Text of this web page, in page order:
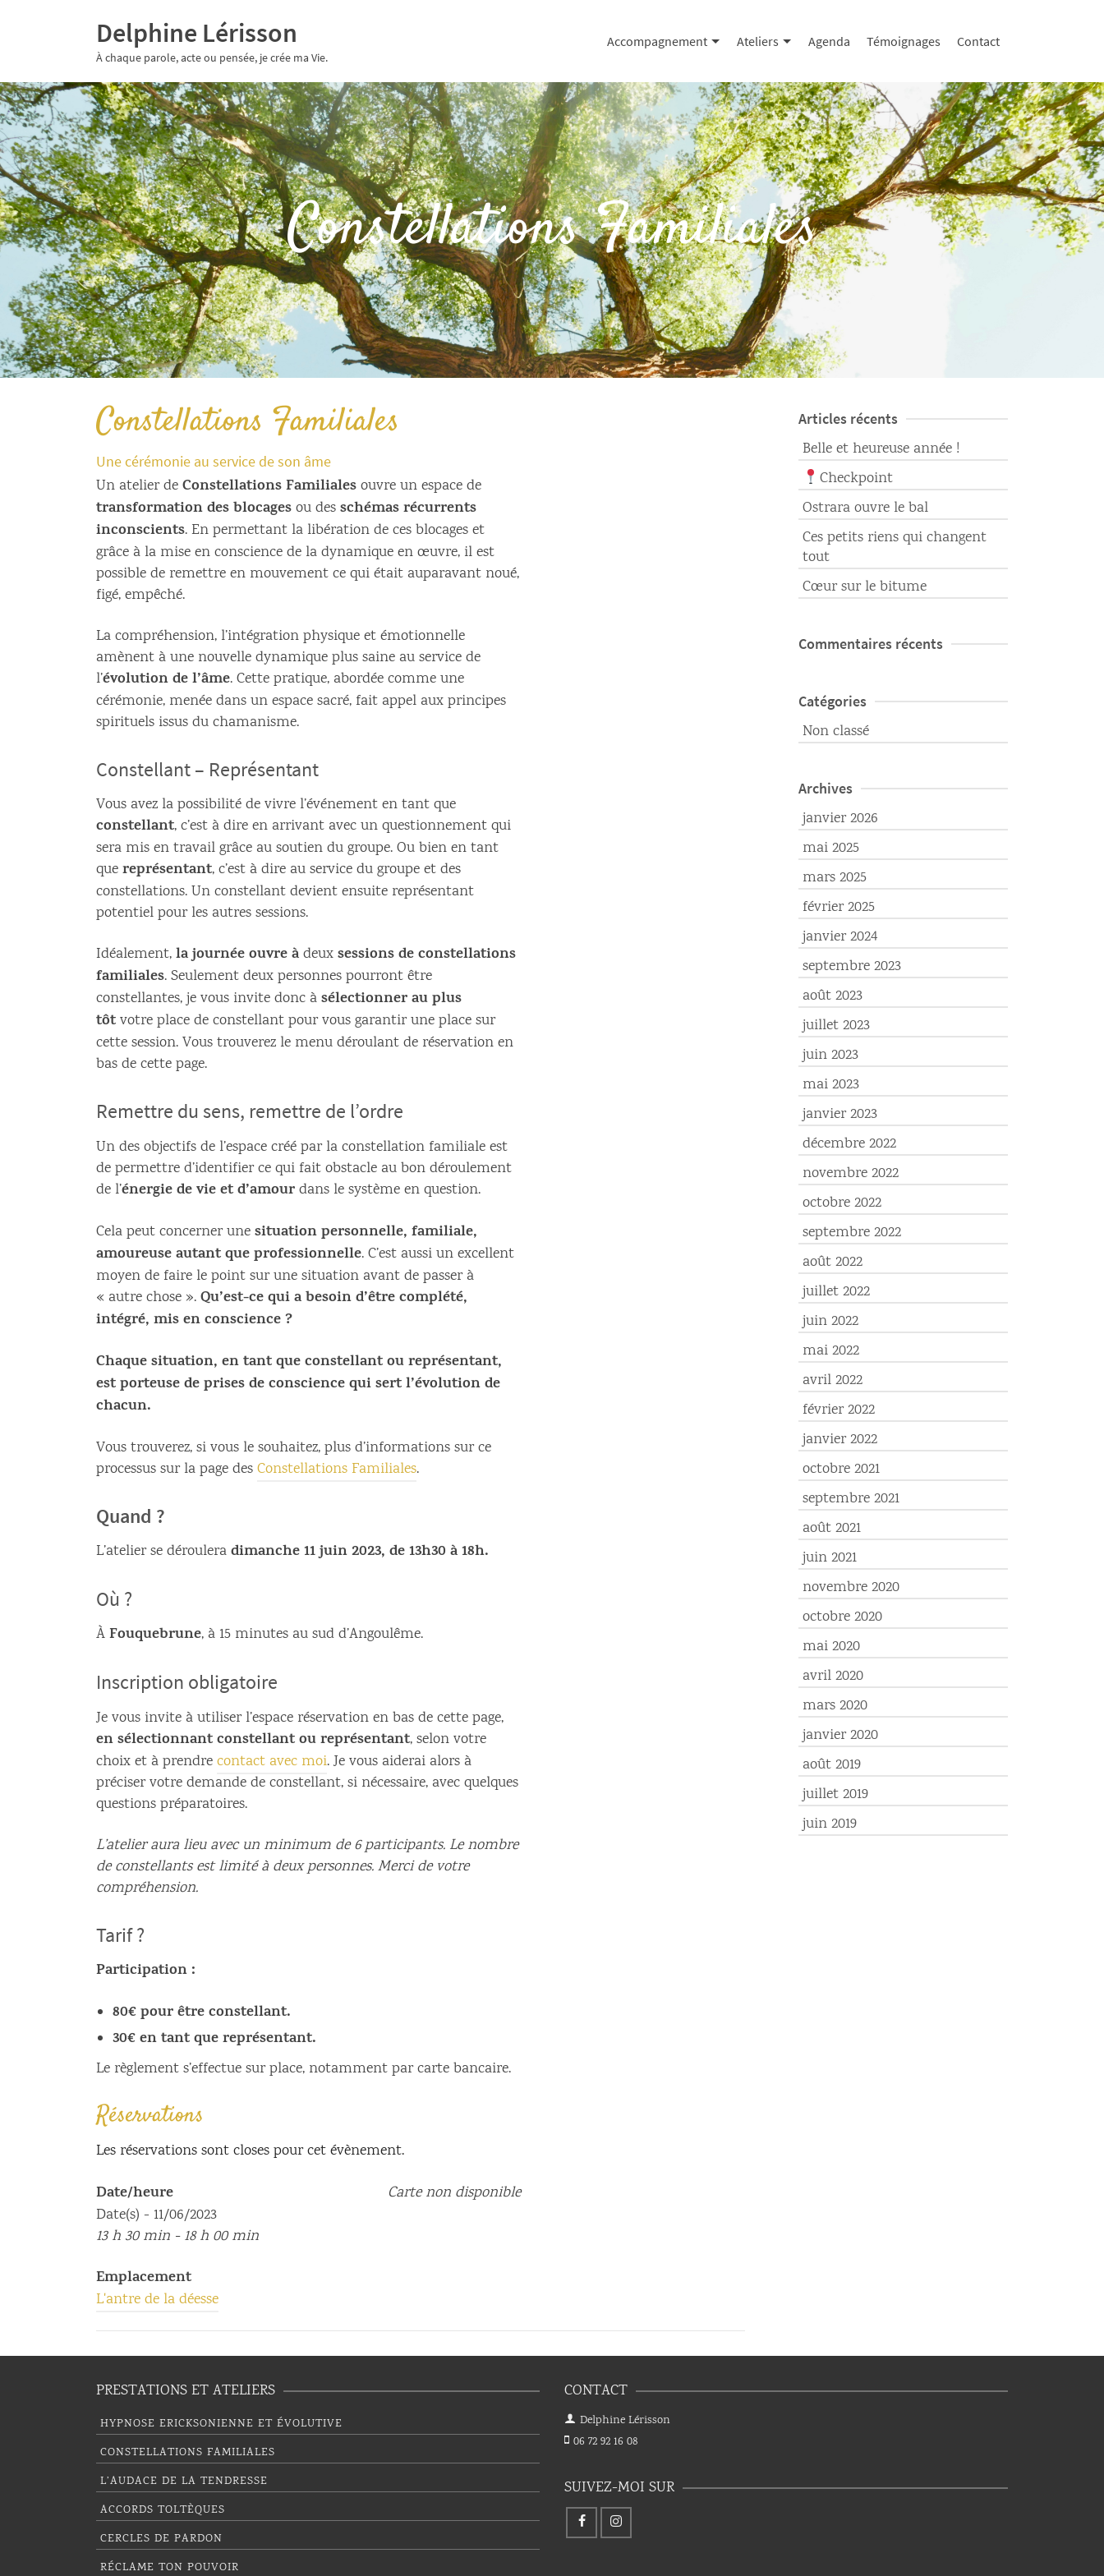
Delphine Lérisson
À chaque parole, acte ou pensée, je crée ma Vie.
Accompagnement Ateliers Agenda Témoignages Contact
Constellations Familiales
Constellations Familiales
Une cérémonie au service de son âme
Un atelier deConstellations Familialesouvre un espace de
transformation des blocagesou desschémas récurrents
inconscients. En permettant la libération de ces blocages et
grâce à la mise en conscience de la dynamique en œuvre, il est
possible de remettre en mouvement ce qui était auparavant noué,
figé, empêché.
La compréhension, l’intégration physique et émotionnelle
amènent à une nouvelle dynamique plus saine au service de
l’évolution de l’âme. Cette pratique, abordée comme une
cérémonie, menée dans un espace sacré, fait appel aux principes
spirituels issus du chamanisme.
Constellant – Représentant
Vous avez la possibilité de vivre l’événement en tant que
constellant, c’est à dire en arrivant avec un questionnement qui
sera mis en travail grâce au soutien du groupe. Ou bien en tant
quereprésentant, c’est à dire au service du groupe et des
constellations. Un constellant devient ensuite représentant
potentiel pour les autres sessions.
Idéalement,la journée ouvre àdeuxsessions de constellations
familiales. Seulement deux personnes pourront être
constellantes, je vous invite donc àsélectionner au plus
tôtvotre place de constellant pour vous garantir une place sur
cette session. Vous trouverez le menu déroulant de réservation en
bas de cette page.
Remettre du sens, remettre de l’ordre
Un des objectifs de l’espace créé par la constellation familiale est
de permettre d’identifier ce qui fait obstacle au bon déroulement
de l’énergie de vie et d’amourdans le système en question.
Cela peut concerner unesituation personnelle, familiale,
amoureuse autant que professionnelle. C’est aussi un excellent
moyen de faire le point sur une situation avant de passer à
« autre chose ».Qu’est-ce qui a besoin d’être complété,
intégré, mis en conscience ?
Chaque situation, en tant que constellant ou représentant,
est porteuse de prises de conscience qui sert l’évolution de
chacun.
Vous trouverez, si vous le souhaitez, plus d’informations sur ce
processus sur la page desConstellations Familiales.
Quand ?
L’atelier se dérouleradimanche 11 juin 2023, de 13h30 à 18h.
Où ?
ÀFouquebrune, à 15 minutes au sud d’Angoulême.
Inscription obligatoire
Je vous invite à utiliser l’espace réservation en bas de cette page,
en sélectionnant constellant ou représentant, selon votre
choix et à prendrecontact avec moi. Je vous aiderai alors à
préciser votre demande de constellant, si nécessaire, avec quelques
questions préparatoires.
L’atelier aura lieu avec un minimum de 6 participants. Le nombre
de constellants est limité à deux personnes. Merci de votre
compréhension.
Tarif ?
Participation :
80€ pour être constellant.
30€ en tant que représentant.
Le règlement s’effectue sur place, notamment par carte bancaire.
Réservations
Les réservations sont closes pour cet évènement.
Carte non disponible
Date/heure
Date(s) - 11/06/2023
13 h 30 min - 18 h 00 min
Emplacement
L'antre de la déesse
Articles récents
Belle et heureuse année !
Checkpoint
Ostrara ouvre le bal
Ces petits riens qui changent
tout
Cœur sur le bitume
Commentaires récents
Catégories
Non classé
Archives
janvier 2026
mai 2025
mars 2025
février 2025
janvier 2024
septembre 2023
août 2023
juillet 2023
juin 2023
mai 2023
janvier 2023
décembre 2022
novembre 2022
octobre 2022
septembre 2022
août 2022
juillet 2022
juin 2022
mai 2022
avril 2022
février 2022
janvier 2022
octobre 2021
septembre 2021
août 2021
juin 2021
novembre 2020
octobre 2020
mai 2020
avril 2020
mars 2020
janvier 2020
août 2019
juillet 2019
juin 2019
PRESTATIONS ET ATELIERS
HYPNOSE ERICKSONIENNE ET ÉVOLUTIVE
CONSTELLATIONS FAMILIALES
L’AUDACE DE LA TENDRESSE
ACCORDS TOLTÈQUES
CERCLES DE PARDON
RÉCLAME TON POUVOIR
CONTACT
Delphine Lérisson
06 72 92 16 08
SUIVEZ-MOI SUR